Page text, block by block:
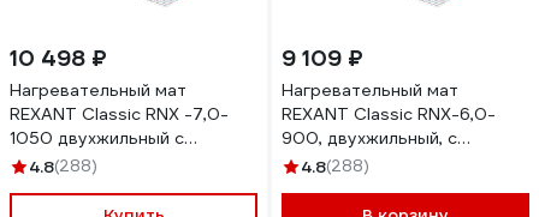
10 498 ₽
Нагревательный мат
REXANT Classic RNX -7,0-
1050 двухжильный с
экраном 51-0512-2
4.8(288)
9 109 ₽
Нагревательный мат
REXANT Classic RNX-6,0-
900, двухжильный, с
экраном 51-0510-2
4.8(288)